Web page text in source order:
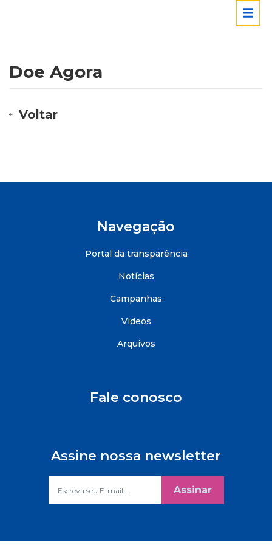
Doe Agora
Voltar
Navegação
Portal da transparência
Notícias
Campanhas
Videos
Arquivos
Fale conosco
Assine nossa newsletter
Assinar